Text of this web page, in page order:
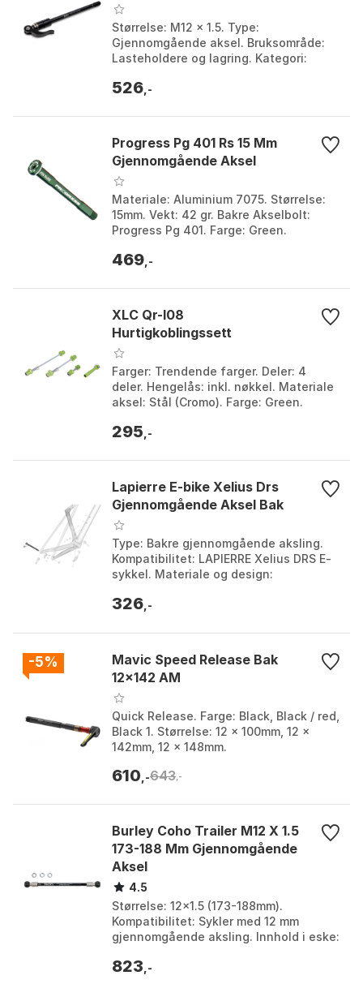
Størrelse: M12 x 1.5. Type:
Gjennomgående aksel. Bruksområde:
Lasteholdere og lagring. Kategori:
x 142-157mm.
526 ,-
Progress Pg 401 Rs 15 Mm
Gjennomgående Aksel
Materiale: Aluminium 7075. Størrelse:
15mm. Vekt: 42 gr. Bakre Akselbolt:
Progress Pg 401. Farge: Green.
469 ,-
XLC Qr-l08
Hurtigkoblingssett
Farger: Trendende farger. Deler: 4
deler. Hengelås: inkl. nøkkel. Materiale
aksel: Stål (Cromo). Farge: Green.
295 ,-
Lapierre E-bike Xelius Drs
Gjennomgående Aksel Bak
Type: Bakre gjennomgående aksling.
Kompatibilitet: LAPIERRE Xelius DRS E-
sykkel. Materiale og design:
design for høy ytelse...
326 ,-
-5%
Mavic Speed Release Bak
12x142 AM
Quick Release. Farge: Black, Black / red,
Black 1. Størrelse: 12 x 100mm, 12 x
142mm, 12 x 148mm.
610 ,-643 ,-
Burley Coho Trailer M12 X 1.5
173-188 Mm Gjennomgående
Aksel
4.5
Størrelse: 12x1.5 (173-188mm).
Kompatibilitet: Sykler med 12 mm
gjennomgående aksling. Innhold i eske:
avstandsstykker (6mm), et...
823 ,-